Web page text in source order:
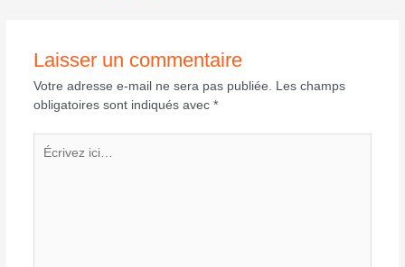
Laisser un commentaire
Votre adresse e-mail ne sera pas publiée. Les champs
obligatoires sont indiqués avec *
ici…